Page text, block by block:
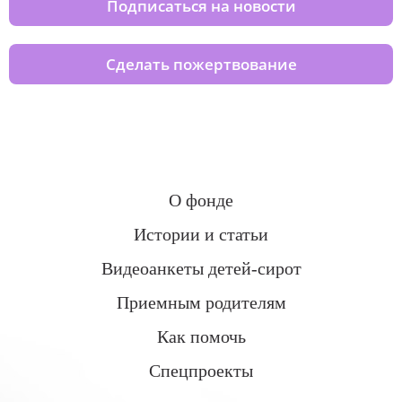
Подписаться на новости
Сделать пожертвование
О фонде
Истории и статьи
Видеоанкеты детей-сирот
Приемным родителям
Как помочь
Спецпроекты